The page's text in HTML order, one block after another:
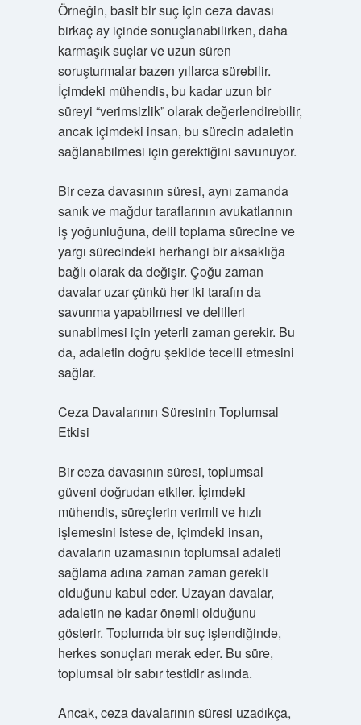
Örneğin, basit bir suç için ceza davası
birkaç ay içinde sonuçlanabilirken, daha
karmaşık suçlar ve uzun süren
soruşturmalar bazen yıllarca sürebilir.
İçimdeki mühendis, bu kadar uzun bir
süreyi “verimsizlik” olarak değerlendirebilir,
ancak içimdeki insan, bu sürecin adaletin
sağlanabilmesi için gerektiğini savunuyor.
Bir ceza davasının süresi, aynı zamanda
sanık ve mağdur taraflarının avukatlarının
iş yoğunluğuna, delil toplama sürecine ve
yargı sürecindeki herhangi bir aksaklığa
bağlı olarak da değişir. Çoğu zaman
davalar uzar çünkü her iki tarafın da
savunma yapabilmesi ve delilleri
sunabilmesi için yeterli zaman gerekir. Bu
da, adaletin doğru şekilde tecelli etmesini
sağlar.
Ceza Davalarının Süresinin Toplumsal
Etkisi
Bir ceza davasının süresi, toplumsal
güveni doğrudan etkiler. İçimdeki
mühendis, süreçlerin verimli ve hızlı
işlemesini istese de, içimdeki insan,
davaların uzamasının toplumsal adaleti
sağlama adına zaman zaman gerekli
olduğunu kabul eder. Uzayan davalar,
adaletin ne kadar önemli olduğunu
gösterir. Toplumda bir suç işlendiğinde,
herkes sonuçları merak eder. Bu süre,
toplumsal bir sabır testidir aslında.
Ancak, ceza davalarının süresi uzadıkça,